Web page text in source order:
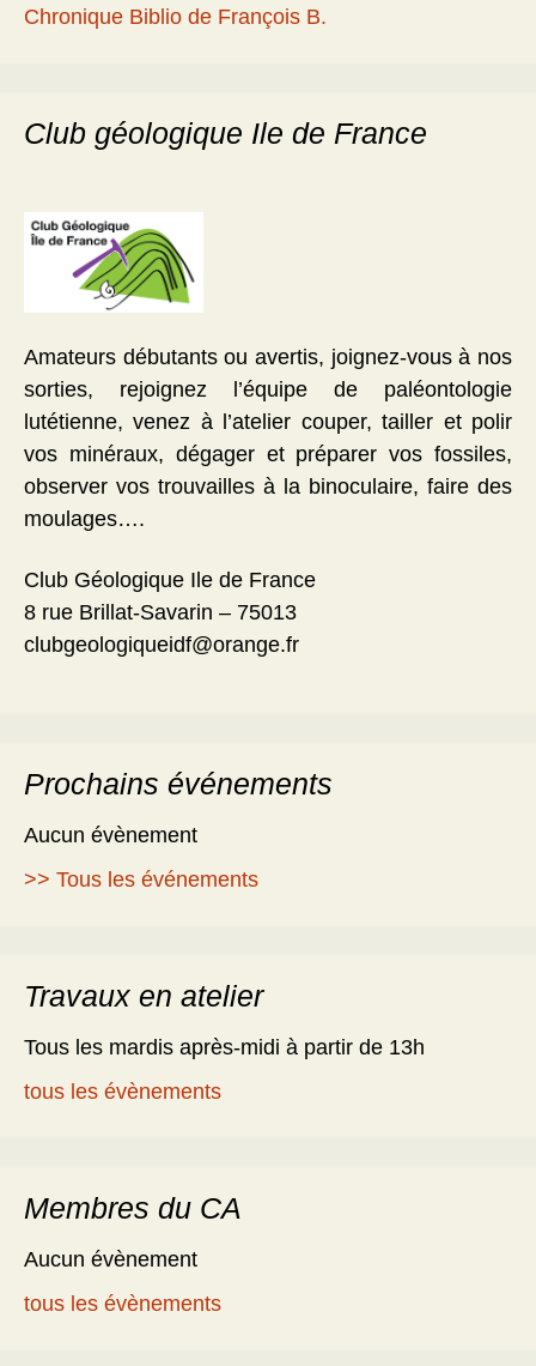
Chronique Biblio de François B.
Club géologique Ile de France
Amateurs débutants ou avertis, joignez-vous à nos
sorties, rejoignez l’équipe de paléontologie
lutétienne, venez à l’atelier couper, tailler et polir
vos minéraux, dégager et préparer vos fossiles,
observer vos trouvailles à la binoculaire, faire des
moulages….
Club Géologique Ile de France
8 rue Brillat-Savarin – 75013
clubgeologiqueidf@orange.fr
Prochains événements
Aucun évènement
>> Tous les événements
Travaux en atelier
Tous les mardis après-midi à partir de 13h
tous les évènements
Membres du CA
Aucun évènement
tous les évènements